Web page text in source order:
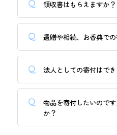
領収書はもらえますか？
遺贈や相続、お香典で
法人としての寄付はで
物品を寄付したいので
か？